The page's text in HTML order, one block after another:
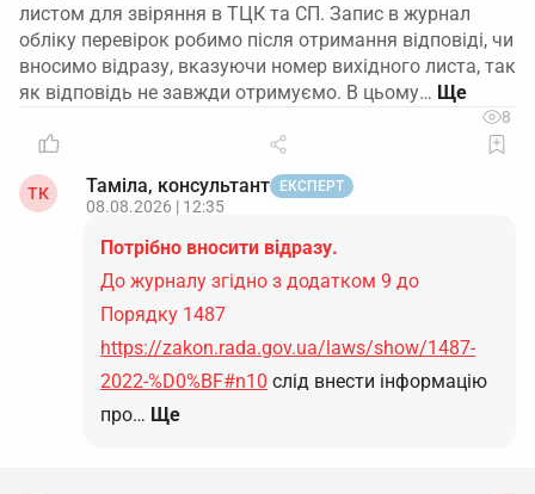
листом для звіряння в ТЦК та СП. Запис в журнал
обліку перевірок робимо після отримання відповіді, чи
вносимо відразу, вказуючи номер вихідного листа, так
як відповідь не завжди отримуємо. В цьому…
8
ТК Таміла, консультант ЕКСПЕРТ
08.08.2026 | 12:35
Потрібно вносити відразу.
До журналу згідно з додатком 9 до
Порядку 1487
https://zakon.rada.gov.ua/laws/show/1487-
2022-%D0%BF#n10 слід внести інформацію
про… Ще